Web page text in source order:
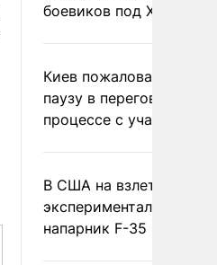
боевиков под
Киев пожаловался на
паузу в переговорном
процессе с участием
В США на взлете
экспериментальный
напарник F-35